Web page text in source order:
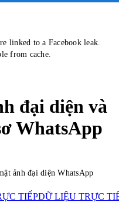
linked to a Facebook leak.
from cache.
đại diện và
WhatsApp
ảnh đại diện WhatsApp
TIẾPDỮ LIỆU TRỰC